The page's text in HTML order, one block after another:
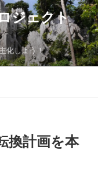
ジェクト
化しよう！
換計画を本